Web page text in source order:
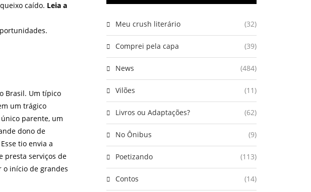
caído. Leia a
Brasil. Um típico
um trágico
parente, um
dono de
tio envia a
presta serviços de
o início de grandes
Meu crush literário (32)
Comprei pela capa (39)
News (484)
Vilões (11)
Livros ou Adaptações? (62)
No Ônibus (9)
Poetizando (113)
Contos (14)